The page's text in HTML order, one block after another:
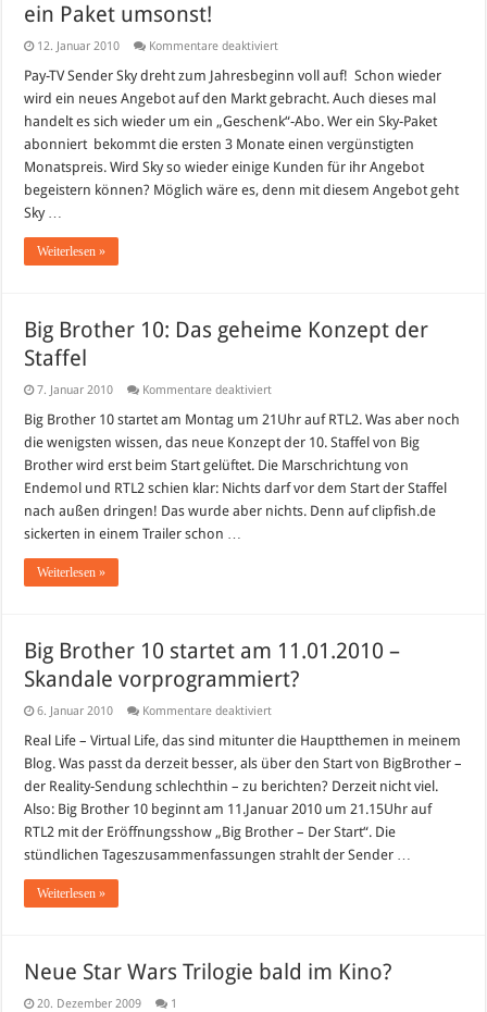
ein Paket umsonst!
12. Januar 2010 Kommentare deaktiviertfür
Sky
ab
13.01.2010
–
Bis
Juli
ein
Paket
Pay-TV Sender Sky dreht zum Jahresbeginn voll auf! Schon wieder
wird ein neues Angebot auf den Markt gebracht. Auch dieses mal
handelt es sich wieder um ein „Geschenk“-Abo. Wer ein Sky-Paket
abonniert bekommt die ersten 3 Monate einen vergünstigten
Monatspreis. Wird Sky so wieder einige Kunden für ihr Angebot
begeistern können? Möglich wäre es, denn mit diesem Angebot geht
Sky …
Weiterlesen »
Big Brother 10: Das geheime Konzept der
Staffel
7. Januar 2010 Kommentare deaktiviertfür
Brother
Das
geheime
Konzept
der
Staffel
Big Brother 10 startet am Montag um 21Uhr auf RTL2. Was aber noch
die wenigsten wissen, das neue Konzept der 10. Staffel von Big
Brother wird erst beim Start gelüftet. Die Marschrichtung von
Endemol und RTL2 schien klar: Nichts darf vor dem Start der Staffel
nach außen dringen! Das wurde aber nichts. Denn auf clipfish.de
sickerten in einem Trailer schon …
Weiterlesen »
Big Brother 10 startet am 11.01.2010 –
Skandale vorprogrammiert?
6. Januar 2010 Kommentare deaktiviertfür
Brother
startet
am
11.01.2010
–
Skandale
vorprogrammiert?
Real Life – Virtual Life, das sind mitunter die Hauptthemen in meinem
Blog. Was passt da derzeit besser, als über den Start von BigBrother –
der Reality-Sendung schlechthin – zu berichten? Derzeit nicht viel.
Also: Big Brother 10 beginnt am 11.Januar 2010 um 21.15Uhr auf
RTL2 mit der Eröffnungsshow „Big Brother – Der Start“. Die
stündlichen Tageszusammenfassungen strahlt der Sender …
Weiterlesen »
Neue Star Wars Trilogie bald im Kino?
20. Dezember 2009 1